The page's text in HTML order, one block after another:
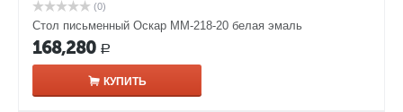
(0)
Стол письменный Оскар ММ-218-20 белая эмаль
168,280 Р
КУПИТЬ